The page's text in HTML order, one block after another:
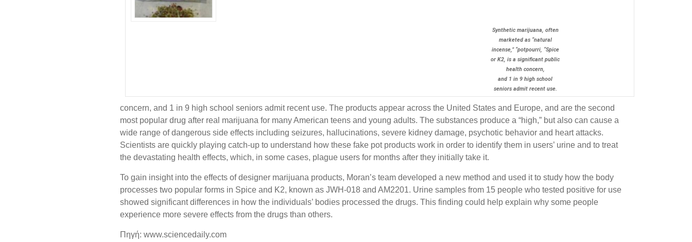
Synthetic marijuana, often
marketed as “natural
incense,” “potpourri, “Spice
or K2, is a significant public
health concern,
and 1 in 9 high school
seniors admit recent use.
concern, and 1 in 9 high school seniors admit recent use. The products appear across the United States and Europe, and are the second
most popular drug after real marijuana for many American teens and young adults. The substances produce a “high,” but also can cause a
wide range of dangerous side effects including seizures, hallucinations, severe kidney damage, psychotic behavior and heart attacks.
Scientists are quickly playing catch-up to understand how these fake pot products work in order to identify them in users’ urine and to treat
the devastating health effects, which, in some cases, plague users for months after they initially take it.
To gain insight into the effects of designer marijuana products, Moran’s team developed a new method and used it to study how the body
processes two popular forms in Spice and K2, known as JWH-018 and AM2201. Urine samples from 15 people who tested positive for use
showed significant differences in how the individuals’ bodies processed the drugs. This finding could help explain why some people
experience more severe effects from the drugs than others.
Πηγή: www.sciencedaily.com